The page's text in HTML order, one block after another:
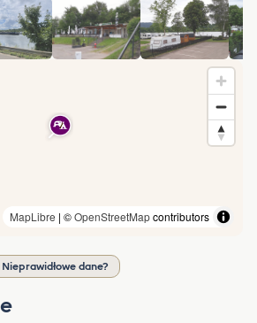
MapLibre | ©OpenStreetMapcontributors
Nieprawidłowe dane?